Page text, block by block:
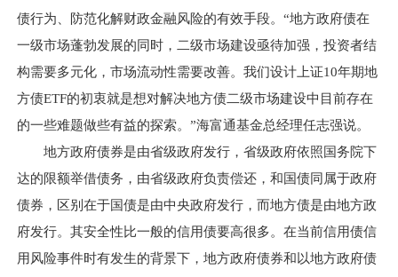
债行为、防范化解财政金融风险的有效手段。“地方政府债在
一级市场蓬勃发展的同时，二级市场建设亟待加强，投资者结
构需要多元化，市场流动性需要改善。我们设计上证10年期地
方债ETF的初衷就是想对解决地方债二级市场建设中目前存在
的一些难题做些有益的探索。”海富通基金总经理任志强说。
地方政府债券是由省级政府发行，省级政府依照国务院下
达的限额举借债务，由省级政府负责偿还，和国债同属于政府
债券，区别在于国债是由中央政府发行，而地方债是由地方政
府发行。其安全性比一般的信用债要高很多。在当前信用债信
用风险事件时有发生的背景下，地方政府债券和以地方政府债